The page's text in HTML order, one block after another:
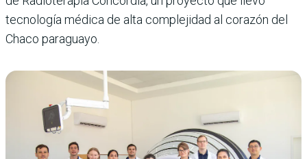
tecnología médica de alta complejidad al corazón del
Chaco paraguayo.